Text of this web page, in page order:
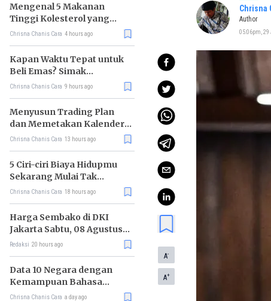
Mengenal 5 Makanan
Tinggi Kolesterol yang
Justru Menyehatkan
Chrisna Chanis Cara 4 hours ago
Kapan Waktu Tepat untuk
Beli Emas? Simak
Strateginya
Chrisna Chanis Cara 9 hours ago
Menyusun Trading Plan
dan Memetakan Kalender
Ekonomi Mingguan
Chrisna Chanis Cara 13 hours ago
5 Ciri-ciri Biaya Hidupmu
Sekarang Mulai Tak
Terkendali
Chrisna Chanis Cara 18 hours ago
Harga Sembako di DKI
Jakarta Sabtu, 08 Agustus
2026, Daging Kambing
Redaksi 20 hours ago
Data 10 Negara dengan
Kemampuan Bahasa
Inggris Terbaik
Chrisna Chanis Cara a day ago
A-
A+
Chrisna
Author
05:06pm, 29